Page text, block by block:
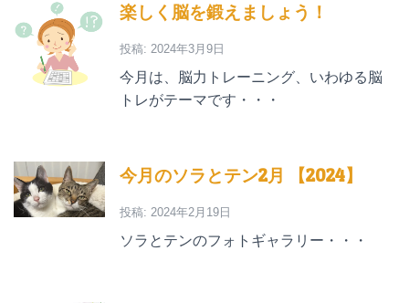
楽しく脳を鍛えましょう！
投稿: 2024年3月9日
今月は、脳力トレーニング、いわゆる脳
トレがテーマです・・・
今月のソラとテン2月 【2024】
投稿: 2024年2月19日
ソラとテンのフォトギャラリー・・・